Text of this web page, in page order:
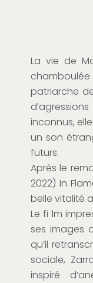
La vie de
patriarche
inconnus,
un son
futurs.
Après le
2022) In
belle vitalité
Le fi lm
ses images
qu’il
sociale,
inspiré